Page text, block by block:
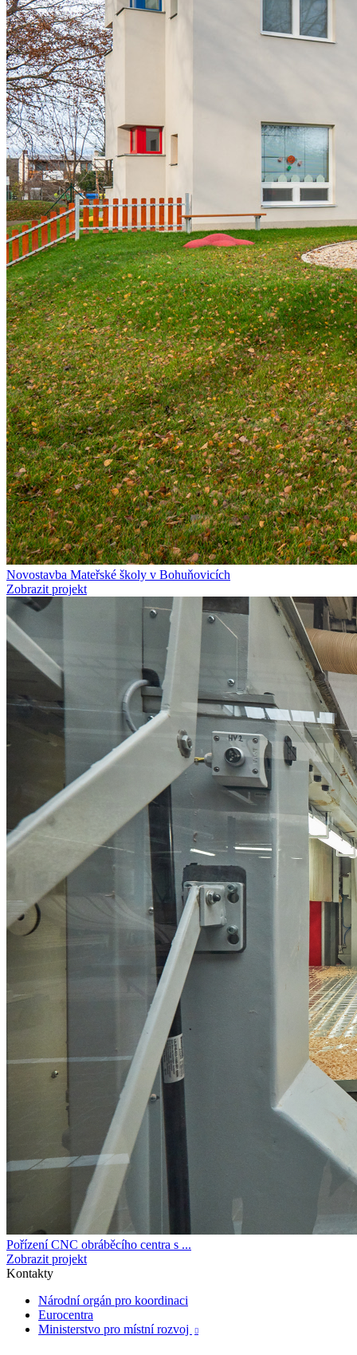
Novostavba Mateřské školy v Bohuňovicích
Zobrazit projekt
Pořízení CNC obráběcího centra s ...
Zobrazit projekt
Kontakty
Národní orgán pro koordinaci
Eurocentra
Ministerstvo pro místní rozvoj
